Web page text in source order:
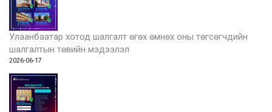
Улаанбаатар хотод шалгалт өгөх өмнөх оны төгсөгчдийн
шалгалтын төвийн мэдээлэл
2026-06-17